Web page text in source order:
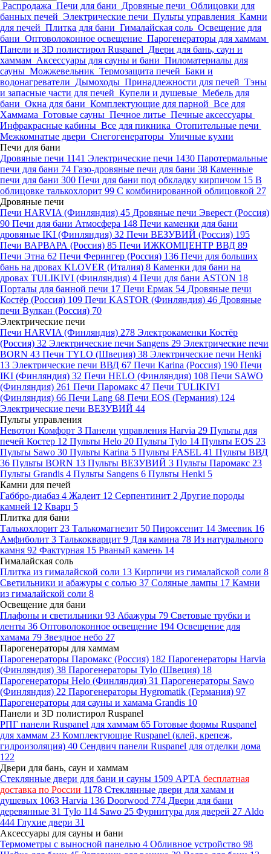
Распродажа Печи для бани Дровяные печи Облицовки для
банных печей Электрические печи Пульты управления Камни
для печей Плитка для бани Гималайская соль Освещение для
бани Оптоволоконное освещение Парогенераторы для хаммам
Панели и 3D полистирол Ruspanel Двери для бань, саун и
хаммам Аксессуары для сауны и бани Пиломатериалы для
сауны Можжевельник Термозащита печей Баки и
водонагреватели Дымоходы Принадлежности для печей Тэны
и запасные части для печей Купели и душевые Мебель для
бани Окна для бани Комплектующие для парной Все для
Хаммама Готовые сауны Печное литье Печные аксессуары
Инфракрасные кабины Все для пикника Отопительные печи
Межкомнатые двери Снегогенераторы Уличные кухни
Печи для бани
Дровяные печи 1141 Электрические печи 1430 Паротермальные
печи для бани 74 Газо-дровяные печи для бани 38 Каменные
печи для бани 300 Печи для бани под обкладку кирпичом 15 В
облицовке талькохлорит 99 С комбинированной облицовкой 27
Дровяные печи
Печи HARVIA (Финляндия) 45 Дровяные печи Эверест (Россия)
90 Печи для бани Атмосфера 148 Печи каменки для бани
дровяные IKI (Финляндия) 32 Печи ВЕЗУВИЙ (Россия) 195
Печи ВАРВАРА (Россия) 85 Печи ИЖКОМЦЕНТР ВВД 89
Печи Этна 62 Печи Ферингер (Россия) 136 Печи для больших
бань на дровах KLOVER (Италия) 8 Каменки для бани на
дровах TULIKIVI (Финляндия) 4 Печи для бани ASTON 18
Порталы для банной печи 17 Печи Ермак 54 Дровяные печи
Костёр (Россия) 109 Печи KASTOR (Финляндия) 46 Дровяные
печи Вулкан (Россия) 70
Электрические печи
Печи HARVIA (Финляндия) 278 Электрокаменки Костёр
(Россия) 32 Электрические печи Sangens 29 Электрические печи
BORN 43 Печи TYLO (Швеция) 38 Электрические печи Henki
13 Электрические печи ВВД 67 Печи Karina (Россия) 190 Печи
IKI (Финляндия) 32 Печи HELO (Финляндия) 108 Печи SAWO
(Финляндия) 261 Печи Паромакс 47 Печи TULIKIVI
(Финляндия) 66 Печи Lang 68 Печи EOS (Германия) 124
Электрические печи ВЕЗУВИЙ 44
Пульты управления
Невотон Комфорт 3 Панели управления Harvia 29 Пульты для
печей Костер 12 Пульты Helo 20 Пульты Tylo 14 Пульты EOS 23
Пульты Sawo 30 Пульты Karina 5 Пульты FASEL 41 Пульты ВВД
36 Пульты BORN 13 Пульты ВЕЗУВИЙ 3 Пульты Паромакс 23
Пульты Grandis 4 Пульты Sangens 6 Пульты Henki 5
Камни для печей
Габбро-диабаз 4 Жадеит 12 Серпентинит 2 Другие породы
камней 12 Кварц 5
Плитка для бани
Талькохлорит 23 Талькомагнезит 50 Пироксенит 14 Змеевик 16
Амфиболит 3 Талькокварцит 9 Для камина 78 Из натурального
камня 92 Фактурная 15 Рваный камень 14
Гималайская соль
Плитка из гималайской соли 13 Кирпичи из гималайской соли 8
Светильники и абажуры с солью 37 Соляные лампы 17 Камни
из гималайской соли 8
Освещение для бани
Плафоны и светильники 93 Абажуры 79 Световые трубки и
ленты 36 Оптоволоконное освещение 194 Освещение для
хамама 79 Звездное небо 27
Парогенераторы для хаммам
Парогенераторы Паромакс (Россия) 182 Парогенераторы Harvia
(Финляндия) 38 Парогенераторы Tylo (Швеция) 18
Парогенераторы Helo (Финляндия) 31 Парогенераторы Sawo
(Финляндия) 22 Парогенераторы Hygromatik (Германия) 97
Парогенераторы для сауны и хамама Grandis 10
Панели и 3D полистирол Ruspanel
РПГ панели Ruspanel для хаммам 65 Готовые формы Ruspanel
для хаммам 23 Комплектующие Ruspanel (клей, крепеж,
гидроизоляция) 40 Сендвич панели Ruspanel для отделки дома
122
Двери для бань, саун и хаммам
Стеклянные двери для бани и сауны 1509 АРТА бесплатная
доставка по России 1178 Стеклянные двери для хамам и
душевых 1063 Harvia 136 Doorwood 774 Двери для бани
деревянные 31 Tylo 114 Sawo 25 Фурнитура для дверей 27 Aldo
444 Глухие двери 31
Аксессуары для сауны и бани
Термометры с выносной панелью 4 Обливное устройство 98